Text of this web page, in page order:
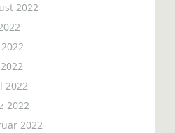
2022
2022
2022
2022